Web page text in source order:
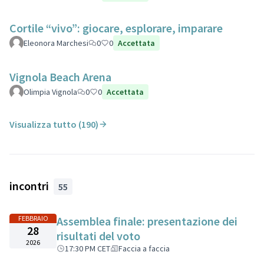
Cortile “vivo”: giocare, esplorare, imparare
Eleonora Marchesi 0 0 Accettata
Vignola Beach Arena
Olimpia Vignola 0 0 Accettata
Visualizza tutto (190)
incontri 55
FEBBRAIO
28
2026
Assemblea finale: presentazione dei
risultati del voto
17:30 PM CET Faccia a faccia